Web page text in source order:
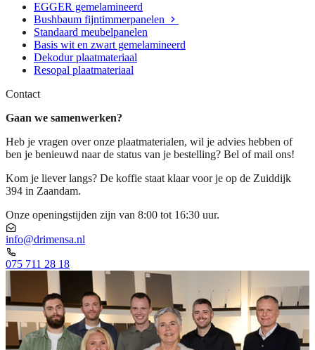
EGGER gemelamineerd
Bushbaum fijntimmerpanelen
Standaard meubelpanelen
Basis wit en zwart gemelamineerd
Dekodur plaatmateriaal
Resopal plaatmateriaal
Contact
Gaan we samenwerken?
Heb je vragen over onze plaatmaterialen, wil je advies hebben of
ben je benieuwd naar de status van je bestelling? Bel of mail ons!
Kom je liever langs? De koffie staat klaar voor je op de Zuiddijk
394 in Zaandam.
Onze openingstijden zijn van 8:00 tot 16:30 uur.
info@drimensa.nl
075 711 28 18